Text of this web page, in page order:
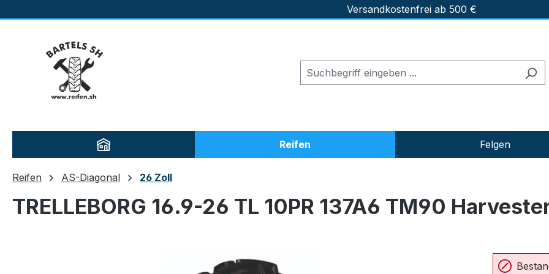
Versandkostenfrei ab 500 €
Reifen Felgen
Reifen AS-Diagonal 26 Zoll
TRELLEBORG 16.9-26 TL 10PR 137A6 TM90